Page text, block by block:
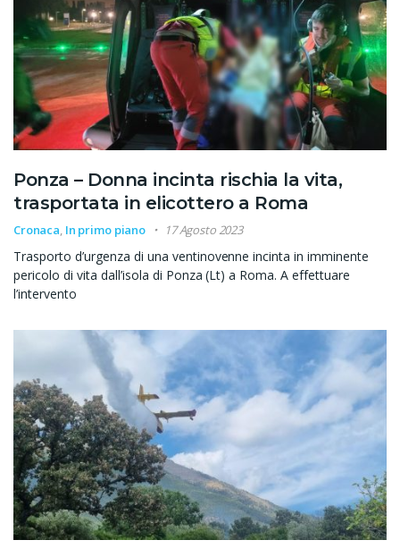
Ponza – Donna incinta rischia la vita,
trasportata in elicottero a Roma
Cronaca, In primo piano 17 Agosto 2023
Trasporto d’urgenza di una ventinovenne incinta in imminente
pericolo di vita dall’isola di Ponza (Lt) a Roma. A effettuare
l’intervento